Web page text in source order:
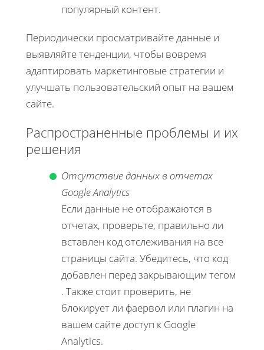
популярный контент.
Периодически просматривайте данные и
выявляйте тенденции, чтобы вовремя
адаптировать маркетинговые стратегии и
улучшать пользовательский опыт на вашем
сайте.
Распространенные проблемы и их
решения
Отсутствие данных в отчетах
Google Analytics
Если данные не отображаются в
отчетах, проверьте, правильно ли
вставлен код отслеживания на все
страницы сайта. Убедитесь, что код
добавлен перед закрывающим тегом
. Также стоит проверить, не
блокирует ли фаервол или плагин на
вашем сайте доступ к Google
Analytics.